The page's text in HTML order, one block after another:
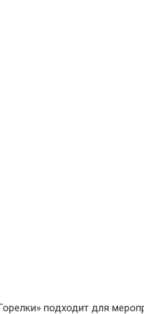
подходит для